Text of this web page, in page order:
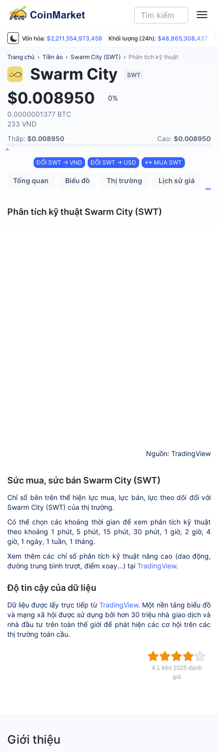
Vốn hóa: $2,211,554,973,459 Khối lượng (24h): $48,865,308,437
Trang chủ › Tiền ảo › Swarm City (SWT) › Phân tích kỹ thuật
Swarm City SWT
$0.008950
0%
0.0000001377 BTC
233 VND
Thấp: $0.008950 Cao: $0.008950
ĐỔI SWT → VND ĐỔI SWT → USD ↔ MUA SWT
Tổng quan Biểu đồ Thị trường Lịch sử giá
Phân tích kỹ thuật Swarm City (SWT)
Nguồn: TradingView
Sức mua, sức bán Swarm City (SWT)
Chỉ số bên trên thể hiện lực mua, lực bán, lực theo dõi đối với
Swarm City (SWT) của thị trường.
Có thể chọn các khoảng thời gian để xem phân tích kỹ thuật
theo khoảng 1 phút, 5 phút, 15 phút, 30 phút, 1 giờ, 2 giờ, 4
giờ, 1 ngày, 1 tuần, 1 tháng.
Xem thêm các chỉ số phân tích kỹ thuật nâng cao (dao động,
đường trung bình trượt, điểm xoay...) tại TradingView.
Độ tin cậy của dữ liệu
Dữ liệu được lấy trực tiếp từTradingView. Một nền tảng biểu đồ
và mạng xã hội được sử dụng bởi hơn 30 triệu nhà giao dịch và
nhà đầu tư trên toàn thế giới để phát hiện các cơ hội trên các
thị trường toàn cầu.
4.1 trên 1025 đánh
giá
Giới thiệu